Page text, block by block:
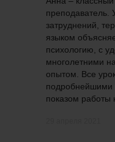
преподаватель.
затруднений,
языком
психологию, с
многолетними
опытом. Все
подробнейшими
показом работы